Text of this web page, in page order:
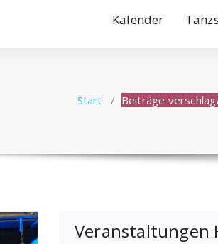
Kalender
Start / Beiträge
Veranstaltungen